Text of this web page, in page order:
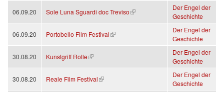
06.09.20 Sole Luna Sguardi doc Treviso
(link is external)
Der Engel der
Geschichte
06.09.20 Portobello Film Festival
(link is external)
Der Engel der
Geschichte
30.08.20 Kunstgriff Rolle
(link is external)
Der Engel der
Geschichte
30.08.20 Reale Film Festival
(link is external)
Der Engel der
Geschichte